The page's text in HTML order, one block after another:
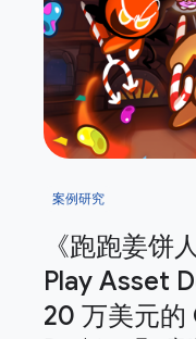
案例研究
《跑跑姜饼
Play Asset
20 万美元的